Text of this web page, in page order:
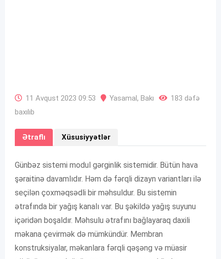
11 Avqust 2023 09:53 Yasamal, Bakı
183 dəfə
baxılıb
Ətraflı Xüsusiyyətlər
Günbəz sistemi modul gərginlik sistemidir. Bütün hava
şəraitinə davamlıdır. Həm də fərqli dizayn variantları ilə
seçilən çoxməqsədli bir məhsuldur. Bu sistemin
ətrafında bir yağış kanalı var. Bu şəkildə yağış suyunu
içəridən boşaldır. Məhsulu ətrafını bağlayaraq daxili
məkana çevirmək də mümkündür. Membran
konstruksiyalar, məkanlara fərqli qəşəng və müasir